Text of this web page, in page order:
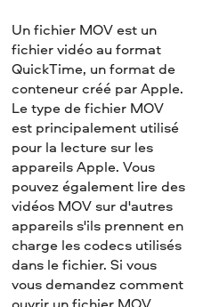
Un fichier MOV est un
fichier vidéo au format
QuickTime, un format de
conteneur créé par Apple.
Le type de fichier MOV
est principalement utilisé
pour la lecture sur les
appareils Apple. Vous
pouvez également lire des
vidéos MOV sur d'autres
appareils s'ils prennent en
charge les codecs utilisés
dans le fichier. Si vous
vous demandez comment